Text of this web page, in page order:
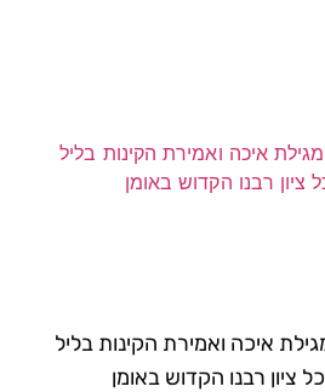
איכה ואמירת הקינות בליל
רבנו הקדוש באומן